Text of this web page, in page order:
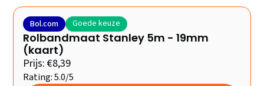
Bol.com Goede keuze
Rolbandmaat Stanley 5m - 19mm
(kaart)
Prijs: €8,39
Rating: 5.0/5